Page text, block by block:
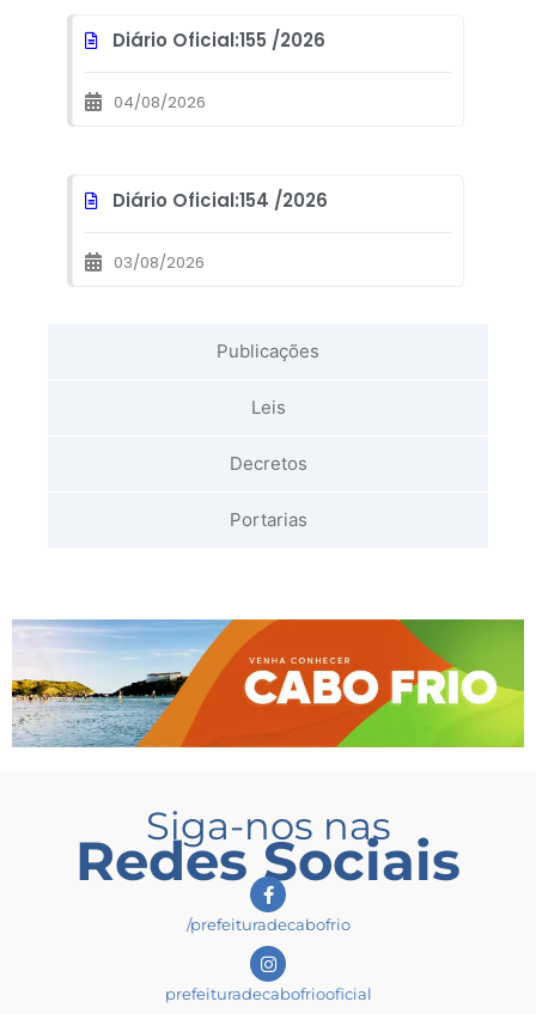
Publicações
Leis
Decretos
Portarias
Diário Oficial:155 /2026
04/08/2026
Diário Oficial:154 /2026
03/08/2026
Siga-nos nas
Redes Sociais
/prefeituradecabofrio
prefeituradecabofriooficial